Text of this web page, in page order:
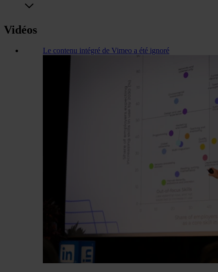
Vidéos
Le contenu intégré de Vimeo a été ignoré